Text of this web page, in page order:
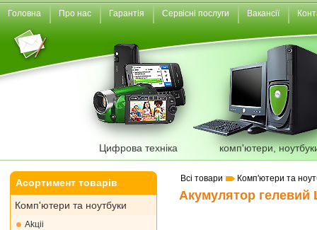
Головна Про нас Гарантія Сервісні послуги Вакансії
Цифрова техніка комп'ютери,
Асортимент товарів
Комп'ютери та ноутбуки
Akціі
Всі товари Комп'ютери та
Акумулятор гелевий